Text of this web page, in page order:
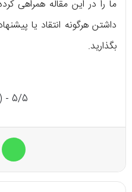
ما را در این مقاله همراهی
داشتن هرگونه انتقاد یا
بگذارید.
5/5 - (1 امتیاز)